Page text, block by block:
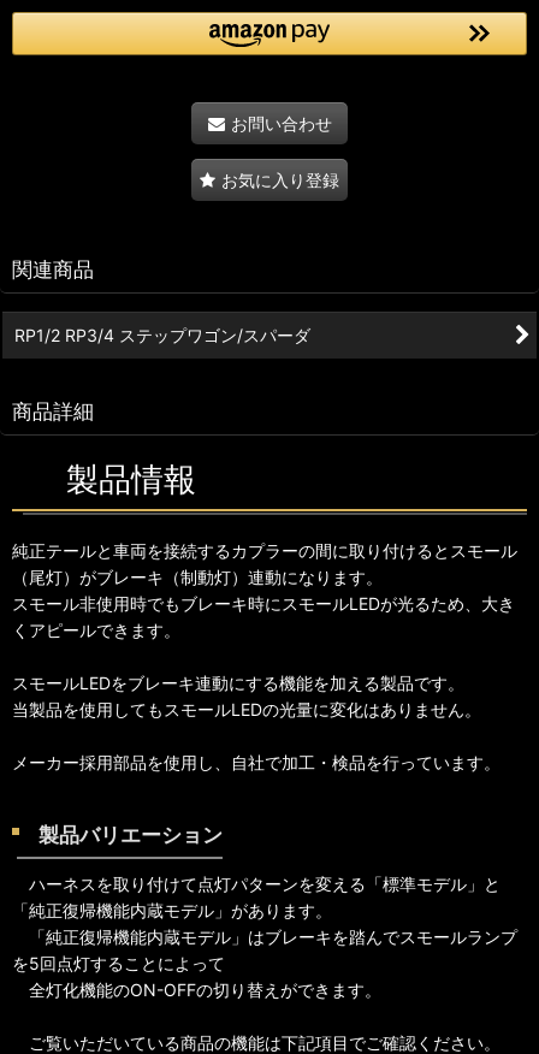
お問い合わせ
お気に入り登録
関連商品
RP1/2 RP3/4 ステップワゴン/スパーダ
商品詳細
製品情報
純正テールと車両を接続するカプラーの間に取り付けるとスモール
（尾灯）がブレーキ（制動灯）連動になります。
スモール非使用時でもブレーキ時にスモールLEDが光るため、大き
くアピールできます。
スモールLEDをブレーキ連動にする機能を加える製品です。
当製品を使用してもスモールLEDの光量に変化はありません。
メーカー採用部品を使用し、自社で加工・検品を行っています。
製品バリエーション
ハーネスを取り付けて点灯パターンを変える「標準モデル」と
「純正復帰機能内蔵モデル」があります。
「純正復帰機能内蔵モデル」はブレーキを踏んでスモールランプ
を5回点灯することによって
全灯化機能のON-OFFの切り替えができます。
ご覧いただいている商品の機能は下記項目でご確認ください。